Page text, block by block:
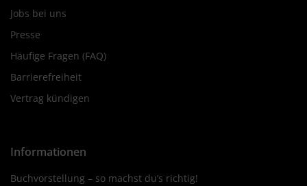
Jobs bei uns
Presse
Häufige Fragen (FAQ)
Barrierefreiheit
Vertrag kündigen
Informationen
Buchvorstellung – so machst du’s richtig!